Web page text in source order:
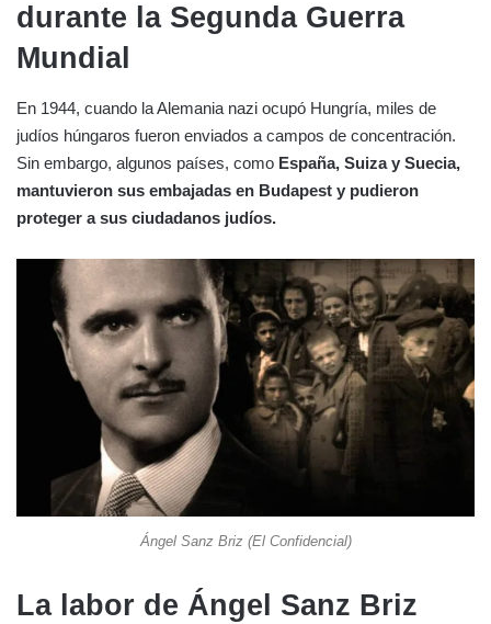
durante la Segunda Guerra
Mundial
En 1944, cuando la Alemania nazi ocupó Hungría, miles de
judíos húngaros fueron enviados a campos de concentración.
Sin embargo, algunos países, como España, Suiza y Suecia,
mantuvieron sus embajadas en Budapest y pudieron
proteger a sus ciudadanos judíos.
Ángel Sanz Briz (El Confidencial)
La labor de Ángel Sanz Briz